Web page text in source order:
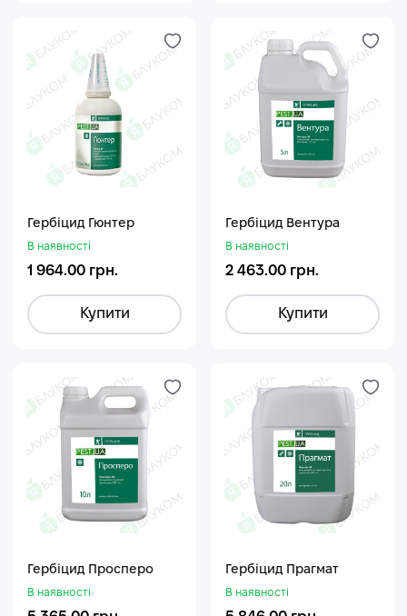
Гербіцид Гюнтер
В наявності
1 964.00 грн.
Купити
Гербіцид Вентура
В наявності
2 463.00 грн.
Купити
Гербіцид Просперо
В наявності
Гербіцид Прагмат
В наявності